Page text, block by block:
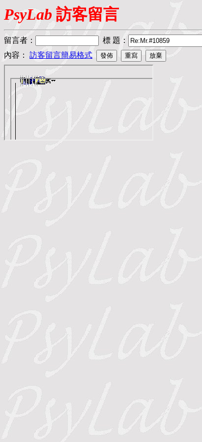
PsyLab 訪客留言
留言者 ： 標 題：
內容： 訪客留言簡易格式